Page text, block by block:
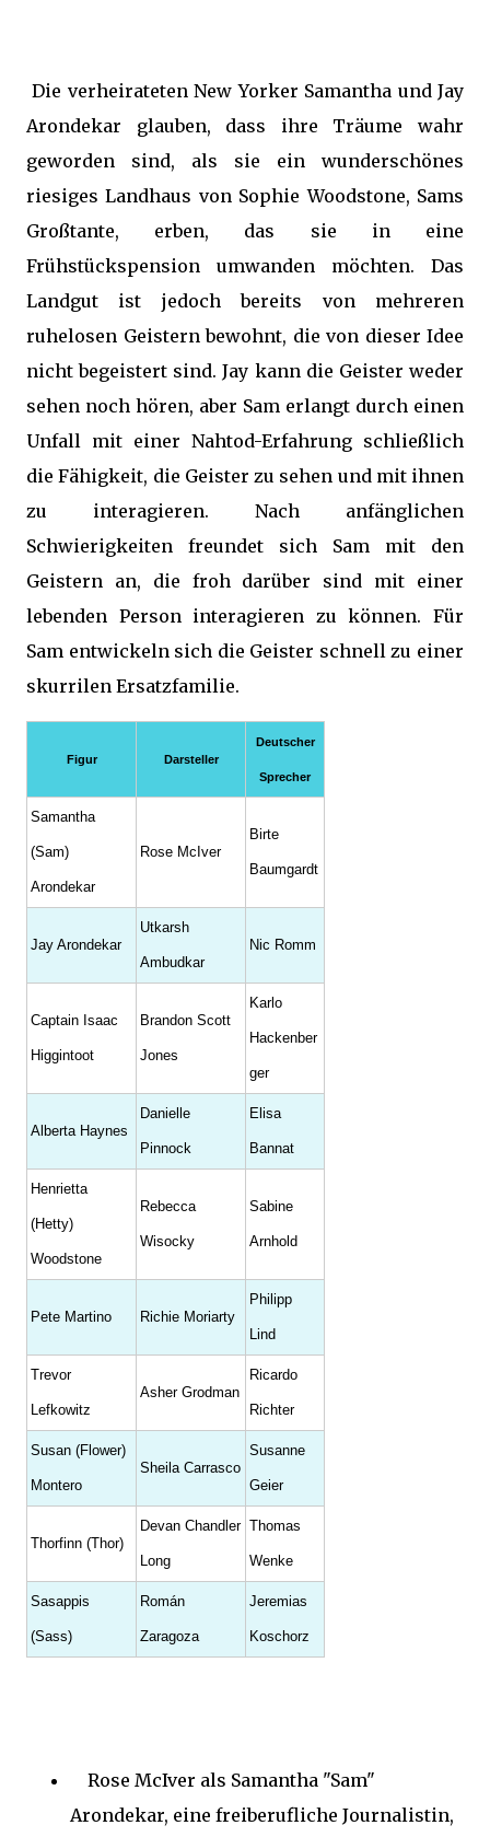
Die verheirateten New Yorker Samantha und Jay
Arondekar glauben, dass ihre Träume wahr
geworden sind, als sie ein wunderschönes
riesiges Landhaus von Sophie Woodstone, Sams
Großtante, erben, das sie in eine
Frühstückspension umwanden möchten. Das
Landgut ist jedoch bereits von mehreren
ruhelosen Geistern bewohnt, die von dieser Idee
nicht begeistert sind. Jay kann die Geister weder
sehen noch hören, aber Sam erlangt durch einen
Unfall mit einer Nahtod-Erfahrung schließlich
die Fähigkeit, die Geister zu sehen und mit ihnen
zu interagieren. Nach anfänglichen
Schwierigkeiten freundet sich Sam mit den
Geistern an, die froh darüber sind mit einer
lebenden Person interagieren zu können. Für
Sam entwickeln sich die Geister schnell zu einer
skurrilen Ersatzfamilie.
Figur Darsteller
Deutscher
Sprecher
Samantha
(Sam)
Arondekar
Rose McIver
Birte
Baumgardt
Jay Arondekar
Utkarsh
Ambudkar
Nic Romm
Captain Isaac
Higgintoot
Brandon Scott
Jones
Karlo
Hackenber
ger
Alberta Haynes
Danielle
Pinnock
Elisa
Bannat
Henrietta
(Hetty)
Woodstone
Rebecca
Wisocky
Sabine
Arnhold
Pete Martino Richie Moriarty
Philipp
Lind
Trevor
Lefkowitz
Asher Grodman
Ricardo
Richter
Susan (Flower)
Montero
Sheila Carrasco
Susanne
Geier
Thorfinn (Thor)
Devan Chandler
Long
Thomas
Wenke
Sasappis
(Sass)
Román
Zaragoza
Jeremias
Koschorz
Rose McIver als Samantha "Sam"
Arondekar, eine freiberufliche Journalistin,